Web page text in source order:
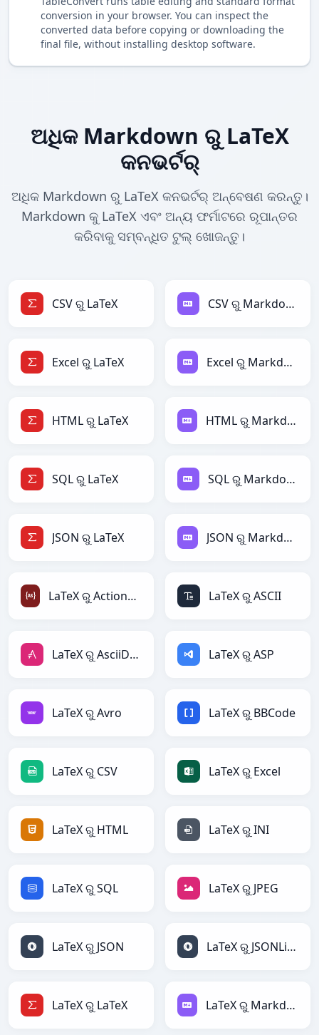
conversion in your browser. You can inspect the
converted data before copying or downloading the
final file, without installing desktop software.
ଅଧିକ Markdown ରୁ LaTeX
କନଭର୍ଟର୍
ଅଧିକ Markdown ରୁ LaTeX କନଭର୍ଟର୍ ଅନ୍ବେଷଣ କରନ୍ତୁ।
Markdown କୁ LaTeX ଏବଂ ଅନ୍ୟ ଫର୍ମାଟରେ ରୂପାନ୍ତର
କରିବାକୁ ସମ୍ବନ୍ଧିତ ଟୁଲ୍ ଖୋଜନ୍ତୁ।
CSV ରୁ LaTeX CSV ରୁ Markdown
Excel ରୁ LaTeX Excel ରୁ Markdown
HTML ରୁ LaTeX HTML ରୁ Markdown
SQL ରୁ LaTeX SQL ରୁ Markdown
JSON ରୁ LaTeX JSON ରୁ Markdown
LaTeX ରୁ ActionScript LaTeX ରୁ ASCII
LaTeX ରୁ AsciiDoc LaTeX ରୁ ASP
LaTeX ରୁ Avro LaTeX ରୁ BBCode
LaTeX ରୁ CSV LaTeX ରୁ Excel
LaTeX ରୁ HTML LaTeX ରୁ INI
LaTeX ରୁ SQL LaTeX ରୁ JPEG
LaTeX ରୁ JSON LaTeX ରୁ JSONLines
LaTeX ରୁ LaTeX LaTeX ରୁ Markdown